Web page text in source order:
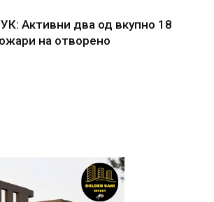
Активни два од вкупно 18
на отворено